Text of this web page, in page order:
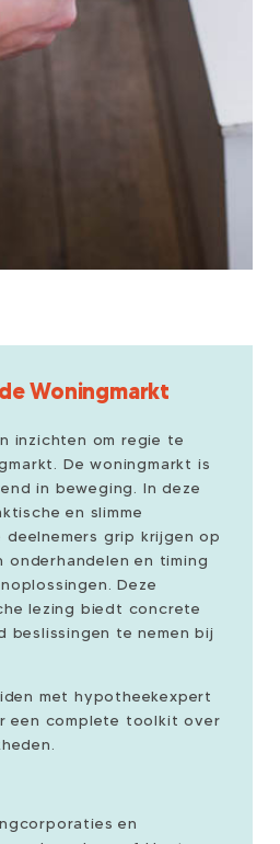
Woningmarkt
inzichten om regie te
De woningmarkt is
in beweging. In deze
en slimme
grip krijgen op
onderhandelen en timing
Deze
lezing biedt concrete
beslissingen te nemen bij
met hypotheekexpert
een complete toolkit over
en